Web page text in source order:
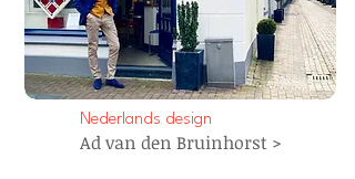
Nederlands design
Ad van den Bruinhorst >